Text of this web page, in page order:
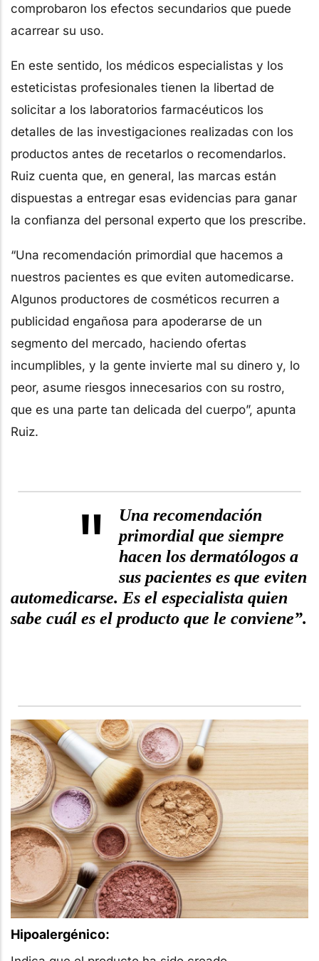
comprobaron los efectos secundarios que puede
acarrear su uso.
En este sentido, los médicos especialistas y los
esteticistas profesionales tienen la libertad de
solicitar a los laboratorios farmacéuticos los
detalles de las investigaciones realizadas con los
productos antes de recetarlos o recomendarlos.
Ruiz cuenta que, en general, las marcas están
dispuestas a entregar esas evidencias para ganar
la confianza del personal experto que los prescribe.
“Una recomendación primordial que hacemos a
nuestros pacientes es que eviten automedicarse.
Algunos productores de cosméticos recurren a
publicidad engañosa para apoderarse de un
segmento del mercado, haciendo ofertas
incumplibles, y la gente invierte mal su dinero y, lo
peor, asume riesgos innecesarios con su rostro,
que es una parte tan delicada del cuerpo”, apunta
Ruiz.
"
Una recomendación
primordial que siempre
hacen los dermatólogos a
sus pacientes es que eviten
automedicarse. Es el especialista quien
sabe cuál es el producto que le conviene”.
Hipoalergénico: